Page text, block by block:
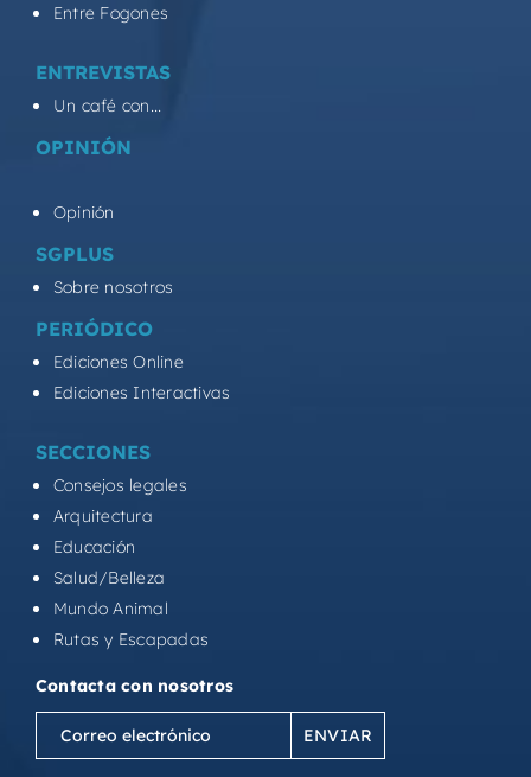
Entre Fogones
ENTREVISTAS
Un café con...
OPINIÓN
Opinión
SGPLUS
Sobre nosotros
PERIÓDICO
Ediciones Online
Ediciones Interactivas
SECCIONES
Consejos legales
Arquitectura
Educación
Salud/Belleza
Mundo Animal
Rutas y Escapadas
Contacta con nosotros
Correo
electrónico